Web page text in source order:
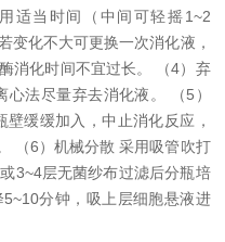
适当时间（中间可轻摇1~2
变化不大可更换一次消化液，
消化时间不宜过长。
（4）弃
心法尽量弃去消化液。
（5）
缓缓加入，中止消化反应，
（6）机械分散 采用吸管吹打
3~4层无菌纱布过滤后分瓶培
分钟，吸上层细胞悬液进